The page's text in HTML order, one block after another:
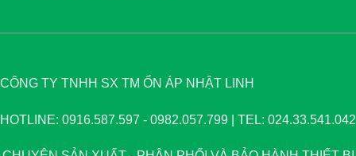
CÔNG TY TNHH SX TM ỔN ÁP NHẬT LINH
HOTLINE: 0916.587.597 - 0982.057.799 | TEL: 024.33.541.042